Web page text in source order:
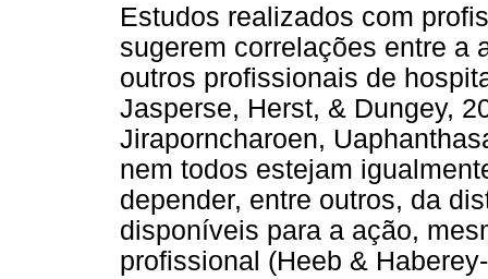
Estudos realizados com
sugerem correlações entre a
outros profissionais de
Jasperse, Herst, & Dungey,
Jiraporncharoen,
nem todos estejam
depender, entre outros, da
disponíveis para a ação,
profissional (Heeb &